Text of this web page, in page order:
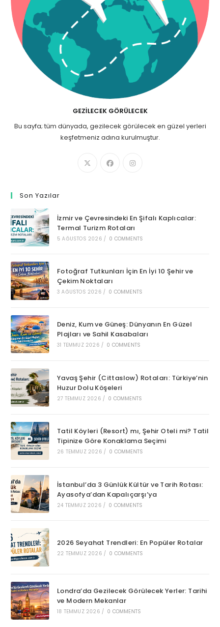
GEZILECEK GÖRÜLECEK
Bu sayfa; tüm dünyada, gezilecek görülecek en güzel yerleri
keşfetmeniz adına kurulmuştur.
Son Yazılar
İzmir ve Çevresindeki En Şifalı Kaplıcalar:
Termal Turizm Rotaları
5 AĞUSTOS 2026 / 0 COMMENTS
Fotoğraf Tutkunları İçin En İyi 10 Şehir ve
Çekim Noktaları
3 AĞUSTOS 2026 / 0 COMMENTS
Deniz, Kum ve Güneş: Dünyanın En Güzel
Plajları ve Sahil Kasabaları
31 TEMMUZ 2026 / 0 COMMENTS
Yavaş Şehir (Cittaslow) Rotaları: Türkiye’nin
Huzur Dolu Köşeleri
27 TEMMUZ 2026 / 0 COMMENTS
Tatil Köyleri (Resort) mı, Şehir Oteli mi? Tatil
Tipinize Göre Konaklama Seçimi
26 TEMMUZ 2026 / 0 COMMENTS
İstanbul’da 3 Günlük Kültür ve Tarih Rotası:
Ayasofya’dan Kapalıçarşı’ya
24 TEMMUZ 2026 / 0 COMMENTS
2026 Seyahat Trendleri: En Popüler Rotalar
22 TEMMUZ 2026 / 0 COMMENTS
Londra’da Gezilecek Görülecek Yerler: Tarihi
ve Modern Mekanlar
18 TEMMUZ 2026 / 0 COMMENTS